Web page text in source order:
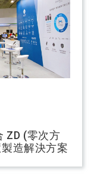
ZD (零次方
造解決方案